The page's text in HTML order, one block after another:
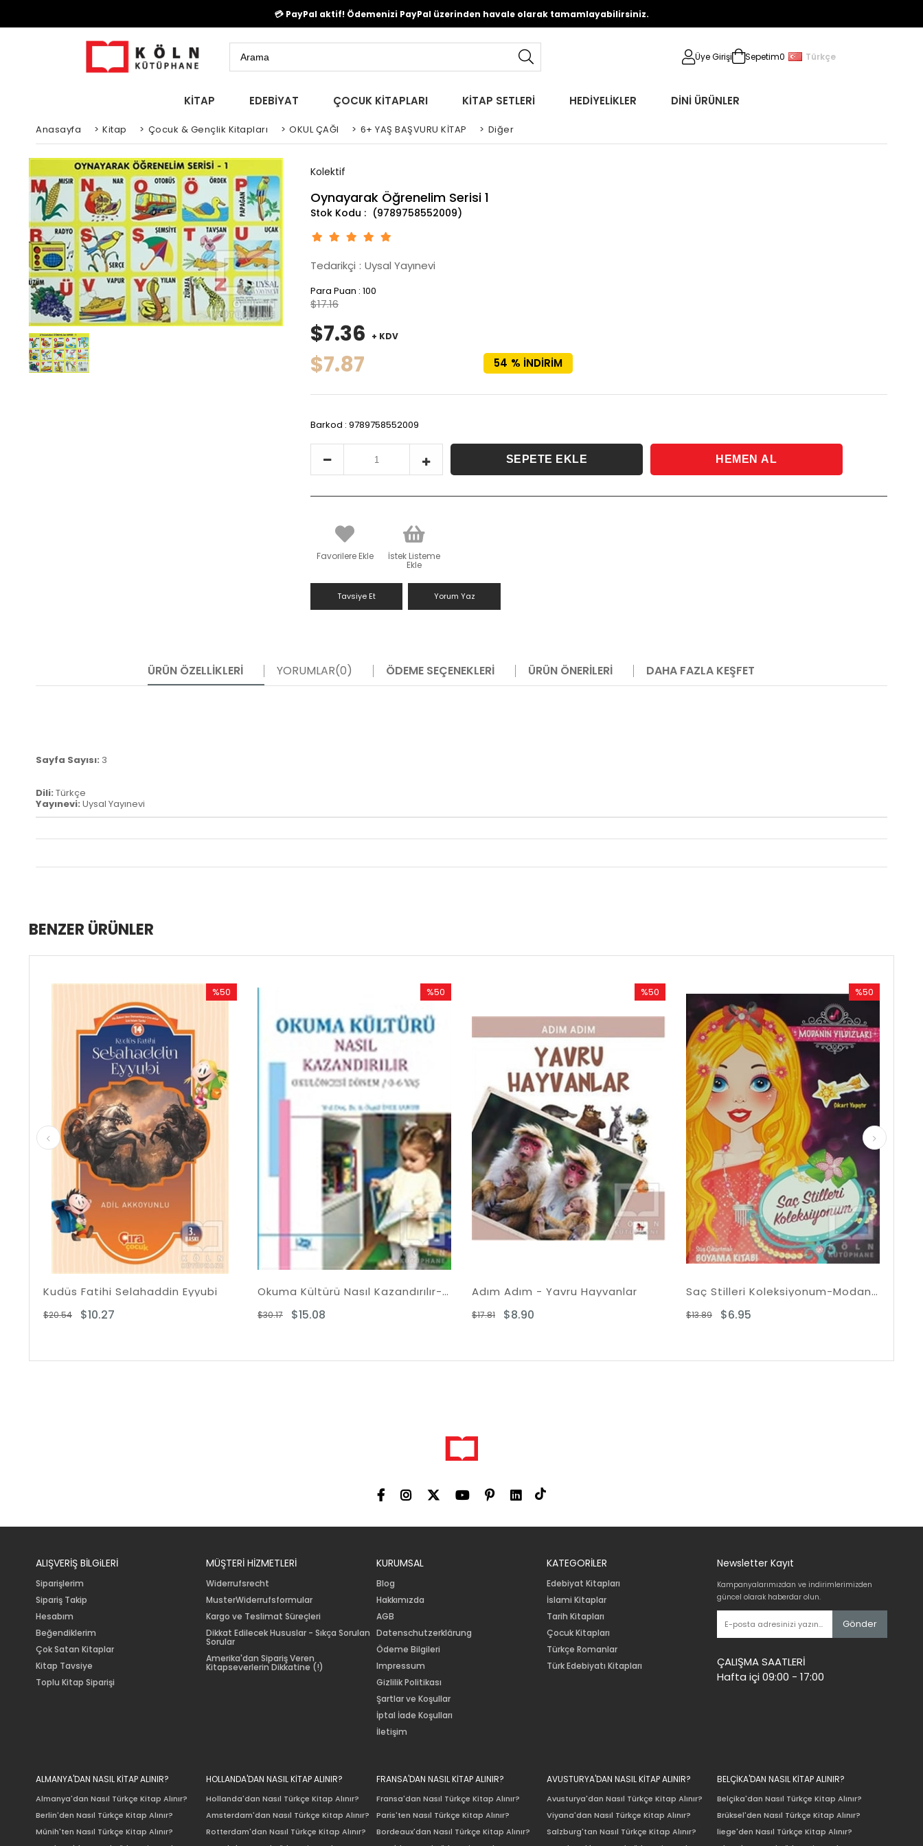
💳 PayPal aktif! Ödemenizi PayPal üzerinden havale olarak tamamlayabilirsiniz.
Üye Girişi Sepetim0 Türkçe
KİTAP EDEBİYAT ÇOCUK KİTAPLARI KİTAP SETLERİ HEDİYELİKLER DİNİ ÜRÜNLER
Anasayfa > Kitap > Çocuk & Gençlik Kitapları > OKUL ÇAĞI > 6+ YAŞ BAŞVURU KİTAP > Diğer
Kolektif
Oynayarak Öğrenelim Serisi 1
(9789758552009)
Tedarikçi : Uysal Yayınevi
Para Puan : 100
%
54 İNDIRIM
$17.16
$7.36 + KDV
$7.87
Barkod : 9789758552009
Favorilere Ekle İstek Listeme
Ekle
Tavsiye Et Yorum Yaz
ÜRÜN ÖZELLIKLERI YORUMLAR(0) ÖDEME SEÇENEKLERI ÜRÜN ÖNERILERI DAHA FAZLA KEŞFET
Sayfa Sayısı: 3
Dili: Türkçe
Yayınevi: Uysal Yayınevi
BENZER ÜRÜNLER
Eyyubi
%50İndirim
Okuma Kültürü Nasıl Kazandırılır-Okul Öncesi Dönem 0-6 Yaş
%50İndirim
Adım Adım - Yavru Hayvanlar
%50İndirim
Saç Stilleri Koleksiyonum-Modanın Yıldızları
%50
İndirim
%50İndirim
Ders Ders Bulmaca - 2
ALIŞVERİŞ BİLGiLERİ
Siparişlerim
Sipariş Takip
Hesabım
Beğendiklerim
Çok Satan Kitaplar
Kitap Tavsiye
Toplu Kitap Siparişi
MÜŞTERİ HİZMETLERİ
Widerrufsrecht
MusterWiderrufsformular
Kargo ve Teslimat Süreçleri
Dikkat Edilecek Hususlar - Sıkça Sorulan
Sorular
Amerika'dan Sipariş Veren
Kitapseverlerin Dikkatine (!)
KURUMSAL
Blog
Hakkımızda
AGB
Datenschutzerklärung
Ödeme Bilgileri
Impressum
Gizlilik Politikası
Şartlar ve Koşullar
İptal İade Koşulları
İletişim
KATEGORİLER
Edebiyat Kitapları
İslami Kitaplar
Tarih Kitapları
Çocuk Kitapları
Türkçe Romanlar
Türk Edebiyatı Kitapları
Newsletter Kayıt
Kampanyalarımızdan ve indirimlerimizden
güncel olarak haberdar olun.
Gönder
ÇALIŞMA SAATLERİ
Hafta içi 09:00 - 17:00
ALMANYA'DAN NASIL KİTAP ALINIR?
Almanya'dan Nasıl Türkçe Kitap Alınır?
Berlin'den Nasıl Türkçe Kitap Alınır?
Münih'ten Nasıl Türkçe Kitap Alınır?
HOLLANDA'DAN NASIL KİTAP ALINIR?
Hollanda'dan Nasıl Türkçe Kitap Alınır?
Amsterdam'dan Nasıl Türkçe Kitap Alınır?
Rotterdam'dan Nasıl Türkçe Kitap Alınır?
FRANSA'DAN NASIL KİTAP ALINIR?
Fransa'dan Nasıl Türkçe Kitap Alınır?
Paris'ten Nasıl Türkçe Kitap Alınır?
Bordeaux'dan Nasıl Türkçe Kitap Alınır?
AVUSTURYA'DAN NASIL KİTAP ALINIR?
Avusturya'dan Nasıl Türkçe Kitap Alınır?
Viyana'dan Nasıl Türkçe Kitap Alınır?
Salzburg'tan Nasıl Türkçe Kitap Alınır?
BELÇİKA'DAN NASIL KİTAP ALINIR?
Belçika'dan Nasıl Türkçe Kitap Alınır?
Brüksel'den Nasıl Türkçe Kitap Alınır?
liege'den Nasıl Türkçe Kitap Alınır?